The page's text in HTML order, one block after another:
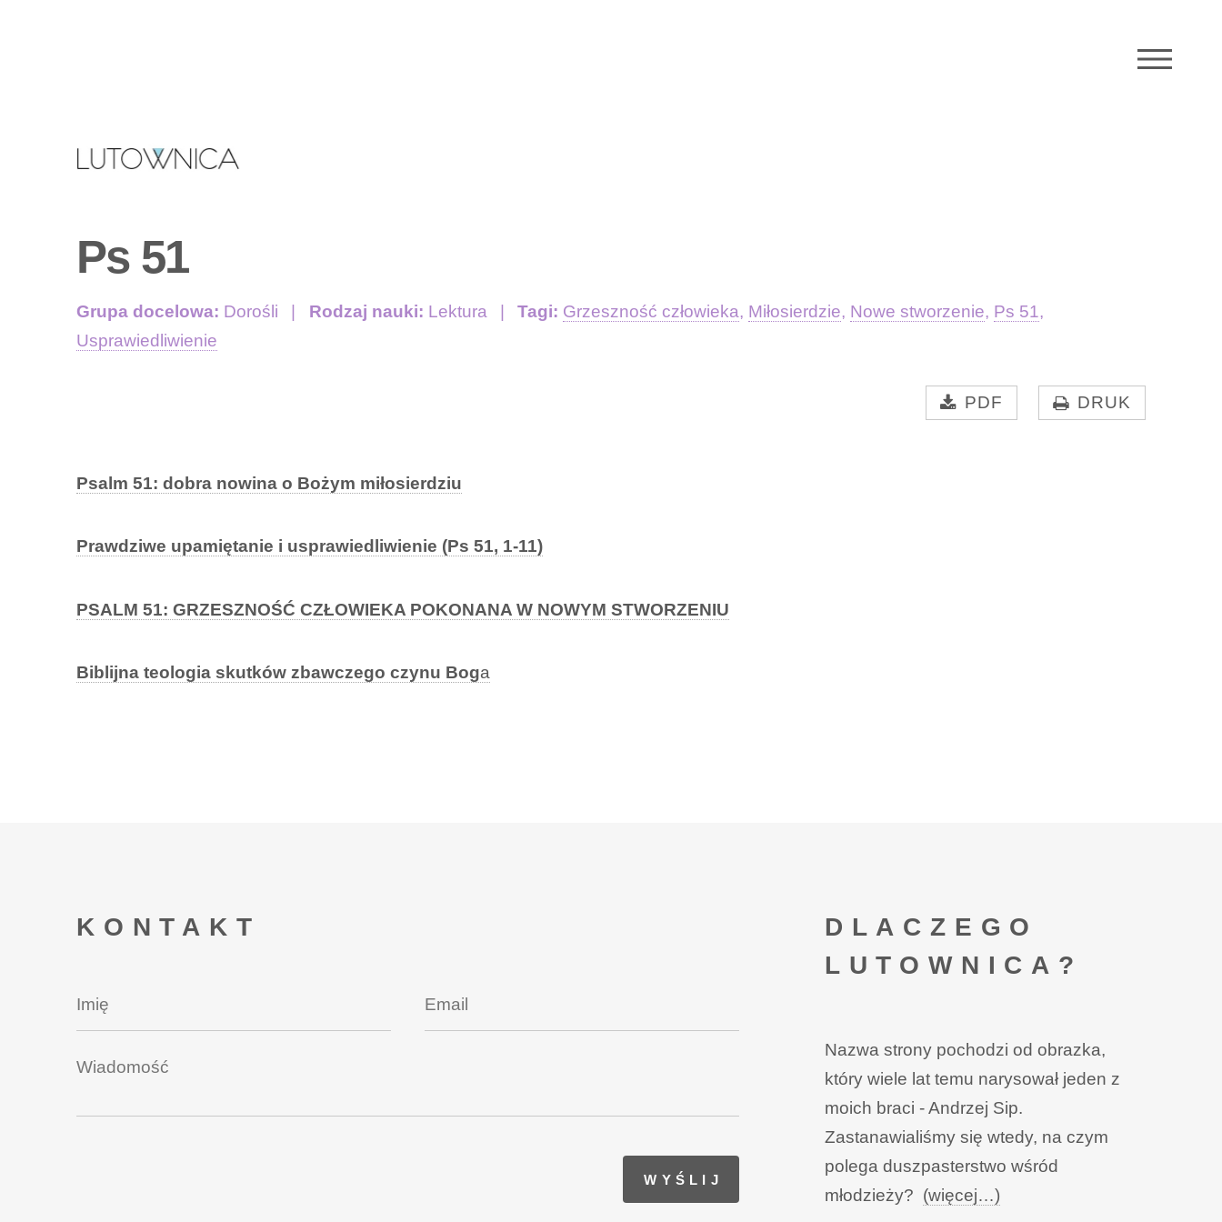
Ps 51
Grupa docelowa: Dorośli Rodzaj nauki: Lektura Tagi: Grzeszność człowieka, Miłosierdzie, Nowe stworzenie, Ps 51,
Usprawiedliwienie
PDF DRUK
Psalm 51: dobra nowina o Bożym miłosierdziu
Prawdziwe upamiętanie i usprawiedliwienie (Ps 51, 1-11)
PSALM 51: GRZESZNOŚĆ CZŁOWIEKA POKONANA W NOWYM STWORZENIU
Biblijna teologia skutków zbawczego czynu Boga
KONTAKT
DLACZEGO
LUTOWNICA?
Nazwa strony pochodzi od obrazka,
który wiele lat temu narysował jeden z
moich braci - Andrzej Sip.
Zastanawialiśmy się wtedy, na czym
polega duszpasterstwo wśród
młodzieży? (więcej…)